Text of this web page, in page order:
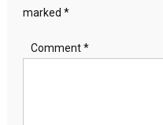
marked *
Comment*